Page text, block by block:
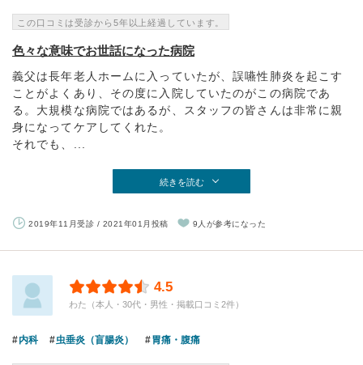
この口コミは受診から5年以上経過しています。
色々な意味でお世話になった病院
義父は長年老人ホームに入っていたが、誤嚥性肺炎を起こす
ことがよくあり、その度に入院していたのがこの病院であ
る。大規模な病院ではあるが、スタッフの皆さんは非常に親
身になってケアしてくれた。
それでも、...
続きを読む
2019年11月受診 / 2021年01月投稿 9人が参考になった
4.5
わた（本人・30代・男性・掲載口コミ2件）
内科 虫垂炎（盲腸炎） 胃痛・腹痛